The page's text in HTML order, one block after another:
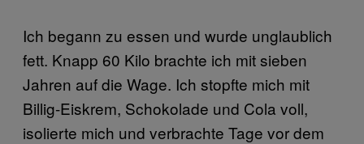
Ich begann zu essen und wurde unglaublich
fett. Knapp 60 Kilo brachte ich mit sieben
Jahren auf die Wage. Ich stopfte mich mit
Billig-Eiskrem, Schokolade und Cola voll,
isolierte mich und verbrachte Tage vor dem